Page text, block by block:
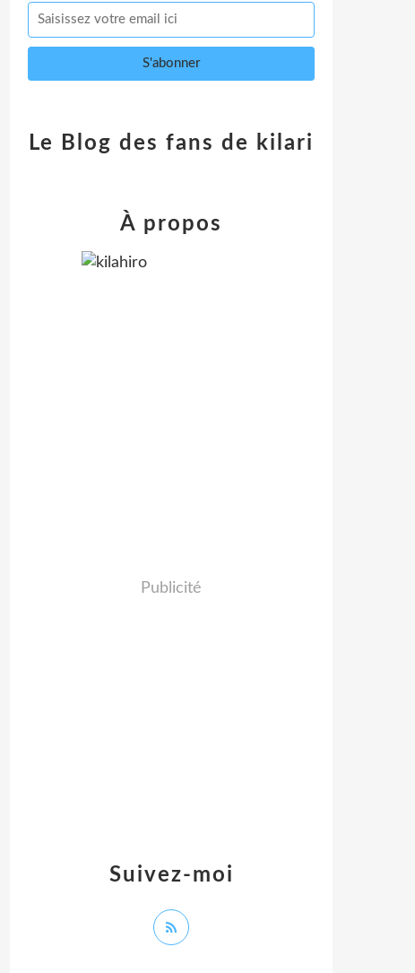
Le Blog des fans de kilari
Suivez-moi
À propos
Publicité